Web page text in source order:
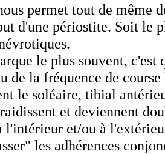
permet tout de même
d'une périostite. Soit le
le plus souvent, c'est
de la fréquence de
le soléaire, tibial
et deviennent
l'intérieur et/ou à
les adhérences